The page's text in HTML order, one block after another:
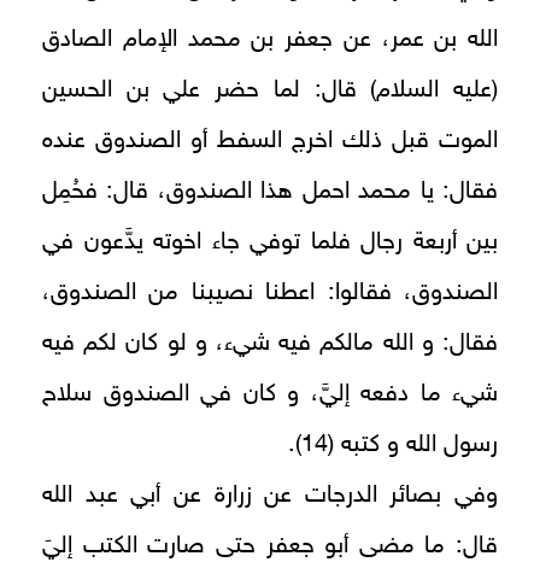
الله بن عمر، عن جعفر بن محمد الإمام الصادق
(عليه السلام) قال: لما حضر علي بن الحسين
الموت قبل ذلك اخرج السفط أو الصندوق عنده
فقال: يا محمد احمل هذا الصندوق، قال: فحُمِل
بين أربعة رجال فلما توفي جاء اخوته يدَّعون في
الصندوق، فقالوا: اعطنا نصيبنا من الصندوق،
فقال: و الله مالكم فيه شي‏ء، و لو كان لكم فيه
شي‏ء ما دفعه إليَّ، و كان في الصندوق سلاح
رسول الله و كتبه‏ (14).
وفي بصائر الدرجات عن زرارة عن أبي عبد الله
قال: ما مضى أبو جعفر حتى صارت الكتب إليَ‏